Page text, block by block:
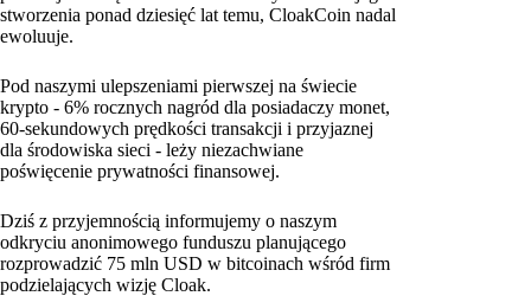
stworzenia ponad dziesięć lat temu, CloakCoin nadal
ewoluuje.
Pod naszymi ulepszeniami pierwszej na świecie
krypto - 6% rocznych nagród dla posiadaczy monet,
60-sekundowych prędkości transakcji i przyjaznej
dla środowiska sieci - leży niezachwiane
poświęcenie prywatności finansowej.
Dziś z przyjemnością informujemy o naszym
odkryciu anonimowego funduszu planującego
rozprowadzić 75 mln USD w bitcoinach wśród firm
podzielających wizję Cloak.